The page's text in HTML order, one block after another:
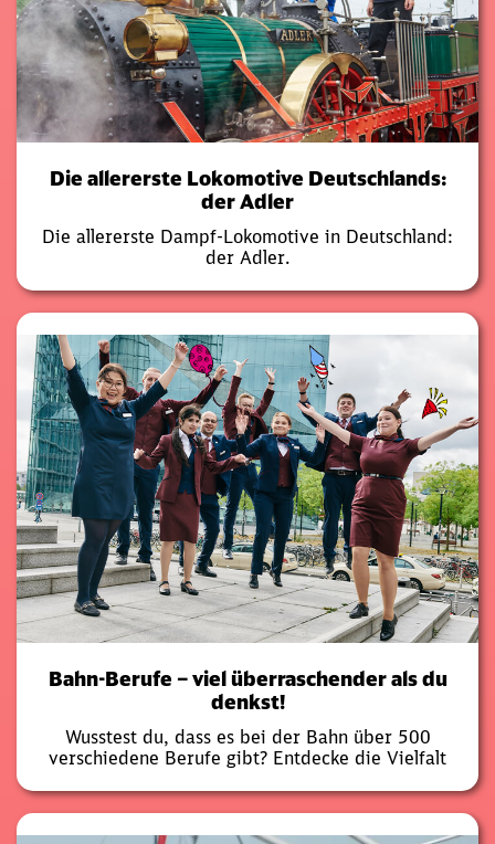
Die allererste Lokomotive Deutschlands:
der Adler
Die allererste Dampf-Lokomotive in Deutschland:
der Adler.
Bahn-Berufe – viel überraschender als du
denkst!
Wusstest du, dass es bei der Bahn über 500
verschiedene Berufe gibt? Entdecke die Vielfalt